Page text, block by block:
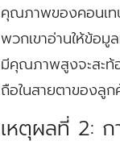
คุณภาพของคอนเท
พวกเขาอ่านให้ข้อมู
มีคุณภาพสูงจะสะท้
ถือในสายตาของลู
เหตุผลที่ 2: